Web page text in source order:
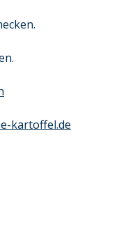
kartoffel.de